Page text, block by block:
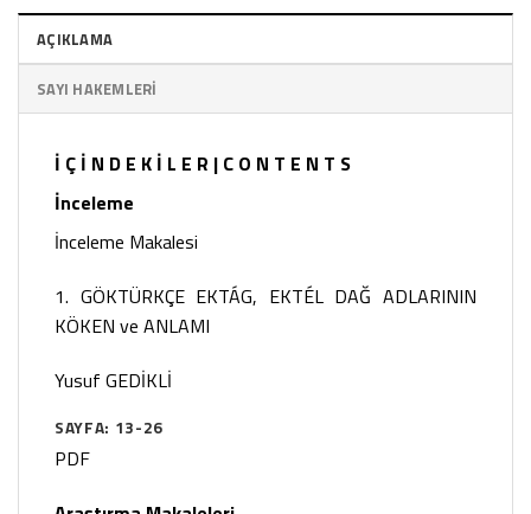
AÇIKLAMA
SAYI HAKEMLERI
İ Ç İ N D E K İ L E R | C O N T E N T S
İnceleme
İnceleme Makalesi
1. GÖKTÜRKÇE EKTÁG, EKTÉL DAĞ ADLARININ
KÖKEN ve ANLAMI
Yusuf GEDİKLİ
SAYFA: 13-26
PDF